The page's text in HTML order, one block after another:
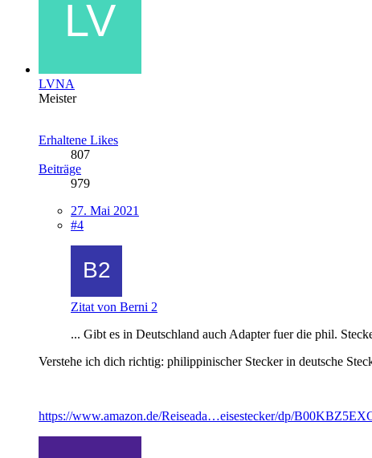
LVNA
Meister
Erhaltene Likes
807
Beiträge
979
27. Mai 2021
#4
Zitat von Berni 2
... Gibt es in Deutschland auch Adapter fuer die phil.
Verstehe ich dich richtig: philippinischer Stecker in deutsche
https://www.amazon.de/Reiseada…eisestecker/dp/